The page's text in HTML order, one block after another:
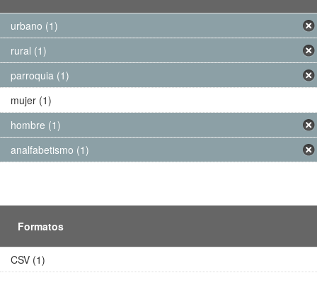
urbano (1)
rural (1)
parroquia (1)
mujer (1)
hombre (1)
analfabetismo (1)
Formatos
CSV (1)